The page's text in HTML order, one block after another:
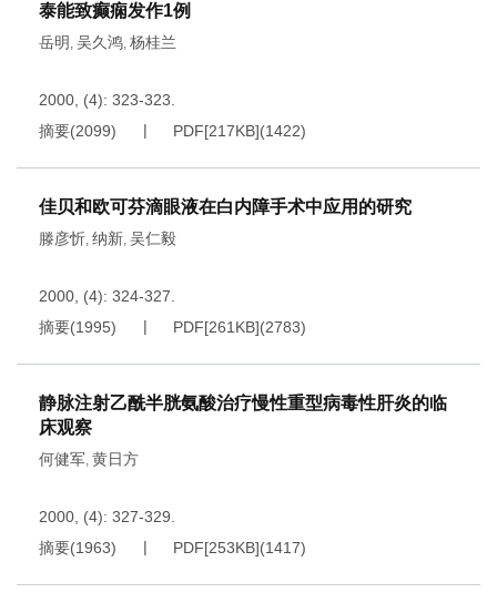
泰能致癫痫发作1例
岳明 , 吴久鸿, 杨桂兰
2000, (4): 323-323.
摘要(2099) PDF[217KB](1422)
佳贝和欧可芬滴眼液在白内障手术中应用的研究
滕彦忻, 纳新, 吴仁毅
2000, (4): 324-327.
摘要(1995) PDF[261KB](2783)
静脉注射乙酰半胱氨酸治疗慢性重型病毒性肝炎的临
床观察
何健军, 黄日方
2000, (4): 327-329.
摘要(1963) PDF[253KB](1417)